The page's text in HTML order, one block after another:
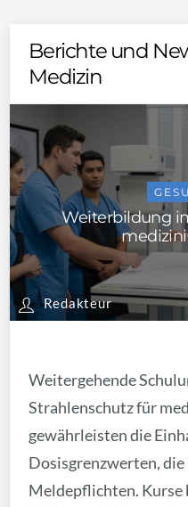
Berichte und
Medizin
Weiterbildung
Redakteur
Weitergehende
Strahlenschutz für
gewährleisten die
Dosisgrenzwerten,
Meldepflichten. Kurse